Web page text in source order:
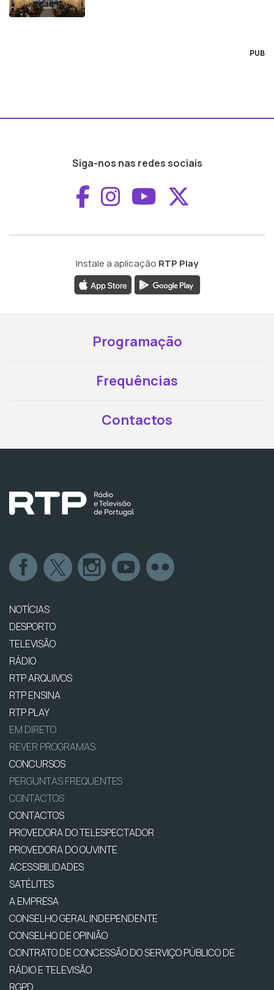
PUB
Siga-nos nas redes sociais
Aceder ao
Aceder ao
Aceder ao
Instale a aplicação RTP Play
Programação
Frequências
Contactos
NOTÍCIAS
DESPORTO
TELEVISÃO
RÁDIO
RTP ARQUIVOS
RTP ENSINA
RTP PLAY
EM DIRETO
REVER PROGRAMAS
CONCURSOS
PERGUNTAS FREQUENTES
CONTACTOS
CONTACTOS
PROVEDORA DO TELESPECTADOR
PROVEDORA DO OUVINTE
ACESSIBILIDADES
SATÉLITES
A EMPRESA
CONSELHO GERAL INDEPENDENTE
CONSELHO DE OPINIÃO
CONTRATO DE CONCESSÃO DO SERVIÇO PÚBLICO DE
RÁDIO E TELEVISÃO
RGPD